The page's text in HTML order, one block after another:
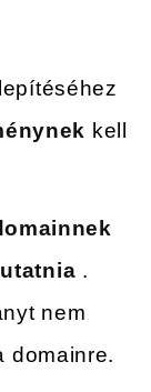
kell
.
nem
domainre.